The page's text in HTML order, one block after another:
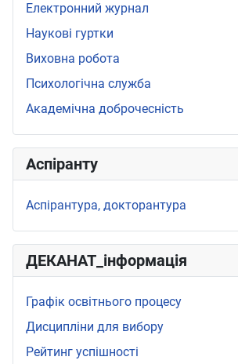
Електронний журнал
Наукові гуртки
Виховна робота
Психологічна служба
Академічна доброчесність
Аспіранту
Аспірантура, докторантура
ДЕКАНАТ_інформація
Графік освітнього процесу
Дисципліни для вибору
Рейтинг успішності